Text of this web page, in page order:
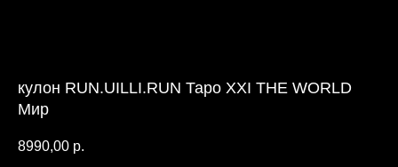
кулон RUN.UILLI.RUN Таро XXI THE WORLD
Мир
8990,00 р.